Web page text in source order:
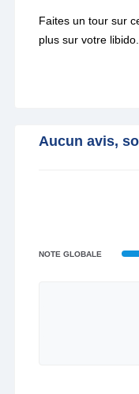
Faites un tour sur
plus sur votre libido.
Aucun avis,
NOTE GLOBALE